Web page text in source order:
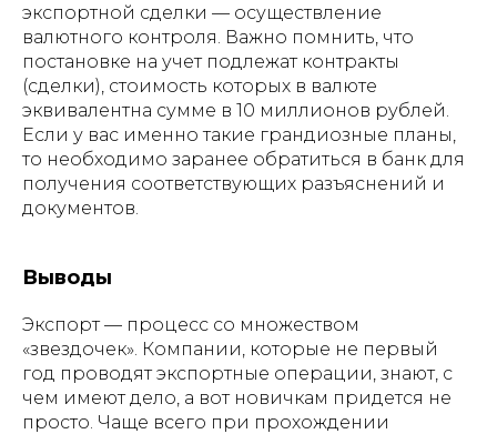
экспортной сделки — осуществление
валютного контроля. Важно помнить, что
постановке на учет подлежат контракты
(сделки), стоимость которых в валюте
эквивалентна сумме в 10 миллионов рублей.
Если у вас именно такие грандиозные планы,
то необходимо заранее обратиться в банк для
получения соответствующих разъяснений и
документов.
Выводы
Экспорт — процесс со множеством
«звездочек». Компании, которые не первый
год проводят экспортные операции, знают, с
чем имеют дело, а вот новичкам придется не
просто. Чаще всего при прохождении